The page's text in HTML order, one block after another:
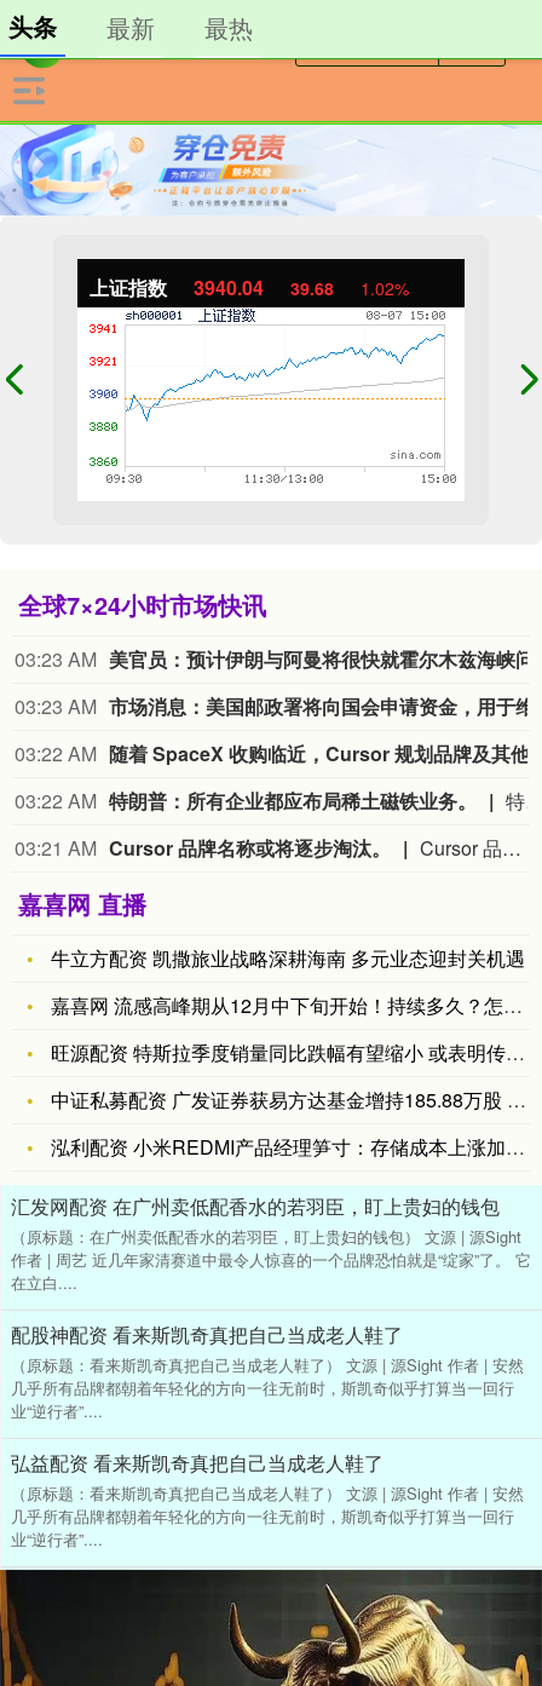
上证指数 3940.04 39.68 1.02%
全球7×24小时市场快讯
03:23 AM
03:23 AM
03:22 AM
03:22 AM 特朗普：所有企业都应布局稀土磁铁业务。
特朗普：所有企业都应布
03:21 AM Cursor 品牌名称或将逐步淘汰。 Cursor 品牌名称或将逐步淘汰。
嘉喜网 直播
牛立方配资 凯撒旅业战略深耕海南 多元业态迎封关机遇
嘉喜网 流感高峰期从12月中下旬开始！持续多久？怎么预防？
旺源配资 特斯拉季度销量同比跌幅有望缩小 或表明传统业务企稳
中证私募配资 广发证券获易方达基金增持185.88万股 每股
泓利配资 小米REDMI产品经理笋寸：存储成本上涨加剧，明年
汇发网配资 在广州卖低配香水的若羽臣，盯上贵妇的钱包
（原标题：在广州卖低配香水的若羽臣，盯上贵妇的钱包） 文源 | 源Sight
作者 | 周艺 近几年家清赛道中最令人惊喜的一个品牌恐怕就是“绽家”了。 它
在立白....
配股神配资 看来斯凯奇真把自己当成老人鞋了
（原标题：看来斯凯奇真把自己当成老人鞋了） 文源 | 源Sight 作者 | 安然
几乎所有品牌都朝着年轻化的方向一往无前时，斯凯奇似乎打算当一回行
业“逆行者”....
弘益配资 看来斯凯奇真把自己当成老人鞋了
（原标题：看来斯凯奇真把自己当成老人鞋了） 文源 | 源Sight 作者 | 安然
几乎所有品牌都朝着年轻化的方向一往无前时，斯凯奇似乎打算当一回行
业“逆行者”....
头条 最新 最热